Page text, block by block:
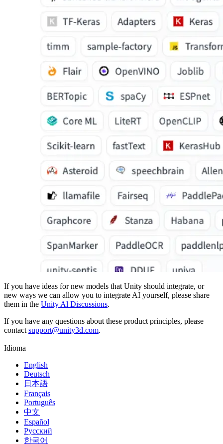
If you have ideas for new models that Unity should integrate, or
new ways we can allow you to integrate AI yourself, please share
them in the Unity Al Discussions.
If you have any questions about these product principles, please
contact support@unity3d.com.
Idioma
English
Deutsch
日本語
Français
Português
中文
Español
Русский
한국어